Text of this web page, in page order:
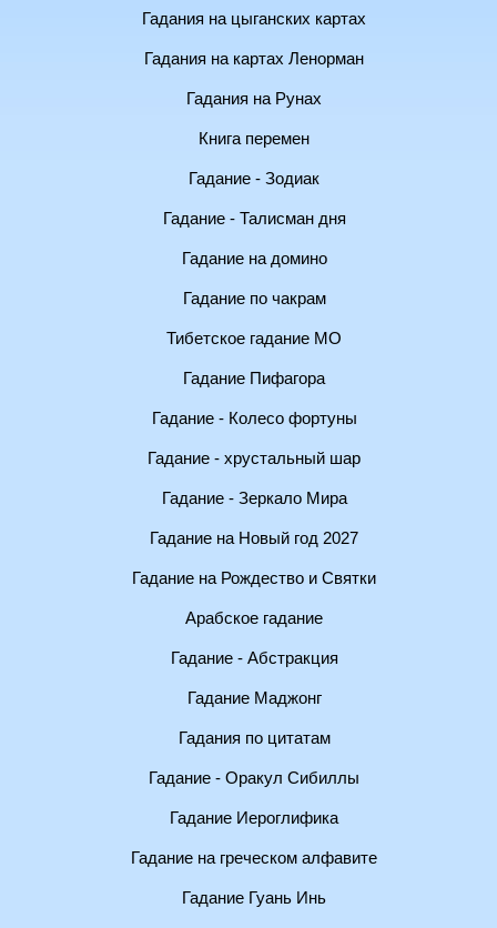
Гадания на цыганских картах
Гадания на картах Ленорман
Гадания на Рунах
Книга перемен
Гадание - Зодиак
Гадание - Талисман дня
Гадание на домино
Гадание по чакрам
Тибетское гадание МО
Гадание Пифагора
Гадание - Колесо фортуны
Гадание - хрустальный шар
Гадание - Зеркало Мира
Гадание на Новый год 2027
Гадание на Рождество и Святки
Арабское гадание
Гадание - Абстракция
Гадание Маджонг
Гадания по цитатам
Гадание - Оракул Сибиллы
Гадание Иероглифика
Гадание на греческом алфавите
Гадание Гуань Инь